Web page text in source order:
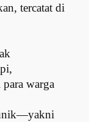
tercatat di
warga